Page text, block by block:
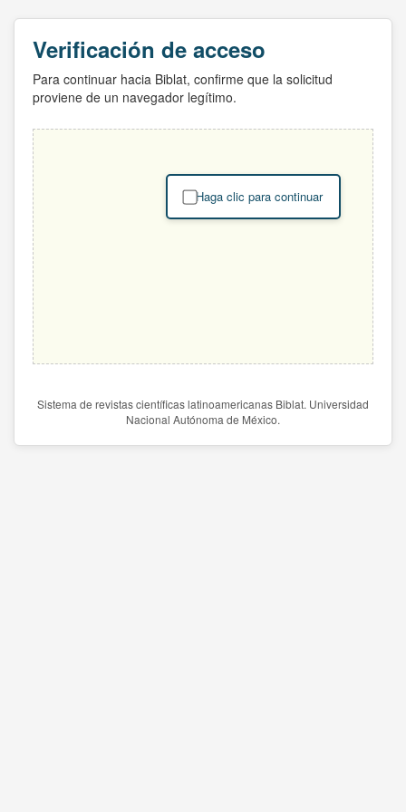
Verificación de acceso
Para continuar hacia Biblat, confirme que la solicitud
proviene de un navegador legítimo.
Haga clic para continuar
Sistema de revistas científicas latinoamericanas Biblat. Universidad
Nacional Autónoma de México.